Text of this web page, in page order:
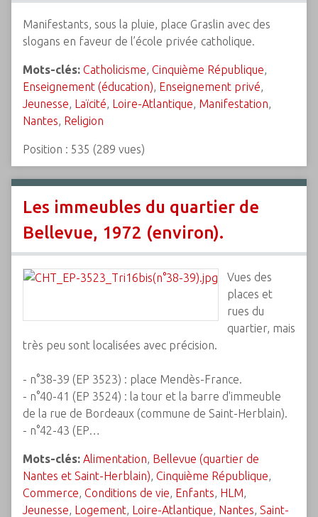
Manifestants, sous la pluie, place Graslin avec des
slogans en faveur de l’école privée catholique.
Mots-clés: Catholicisme, Cinquième République,
Enseignement (éducation), Enseignement privé,
Jeunesse, Laïcité, Loire-Atlantique, Manifestation,
Nantes, Religion
Position : 535 (289 vues)
Les immeubles du quartier de
Bellevue, 1972 (environ).
Vues des
places et
rues du
quartier, mais
très peu sont localisées avec précision.
- n°38-39 (EP 3523) : place Mendès-France.
- n°40-41 (EP 3524) : la tour et la barre d'immeuble
de la rue de Bordeaux (commune de Saint-Herblain).
- n°42-43 (EP…
Mots-clés: Alimentation, Bellevue (quartier de
Nantes et Saint-Herblain), Cinquième République,
Commerce, Conditions de vie, Enfants, HLM,
Jeunesse, Logement, Loire-Atlantique, Nantes, Saint-